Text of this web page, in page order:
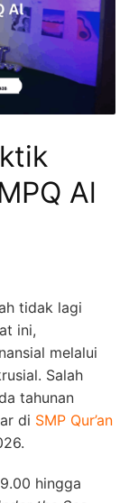
Al
tidak lagi
ini,
melalui
Salah
tahunan
di SMP Qur’an
hingga